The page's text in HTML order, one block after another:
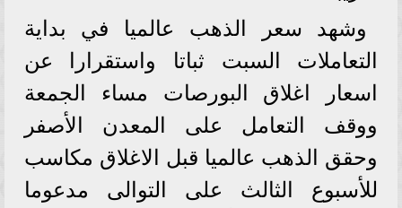
وشهد سعر الذهب عالميا في بداية
التعاملات السبت ثباتا واستقرارا عن
اسعار اغلاق البورصات مساء الجمعة
ووقف التعامل على المعدن الأصفر
وحقق الذهب عالميا قبل الاغلاق مكاسب
للأسبوع الثالث على التوالى مدعوما